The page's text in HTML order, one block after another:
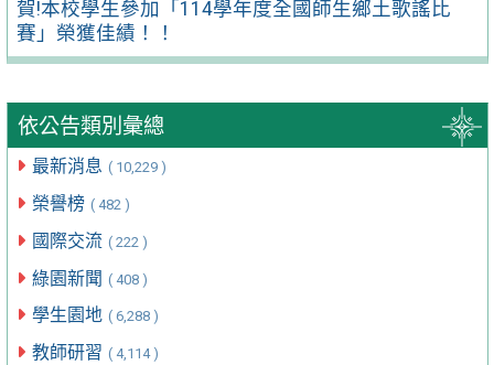
賀!本校學生參加「114學年度全國師生鄉土歌謠比
賽」榮獲佳績！！
依公告類別彙總
最新消息 ( 10,229 )
榮譽榜 ( 482 )
國際交流 ( 222 )
綠園新聞 ( 408 )
學生園地 ( 6,288 )
教師研習 ( 4,114 )